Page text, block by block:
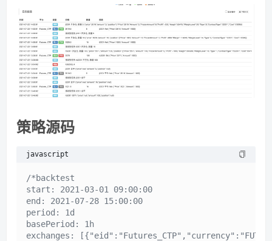
策略源码
javascript
/*backtest
start: 2021-03-01 09:00:00
end: 2021-07-28 15:00:00
period: 1d
basePeriod: 1h
exchanges: